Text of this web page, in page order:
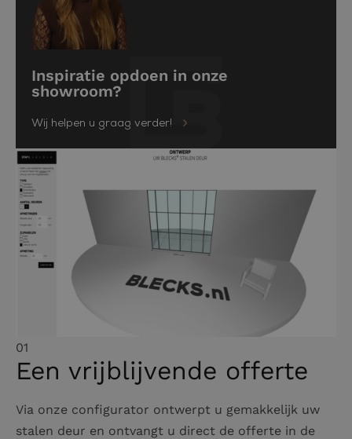
Inspiratie opdoen in onze
showroom?
Wij helpen u graag verder!
01
Een vrijblijvende offerte
Via onze configurator ontwerpt u gemakkelijk uw
stalen deur en ontvangt u direct de offerte in de